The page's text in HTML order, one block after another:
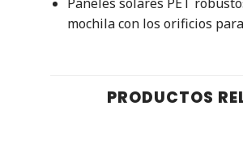
mochila con los orificios
PRODUCTOS